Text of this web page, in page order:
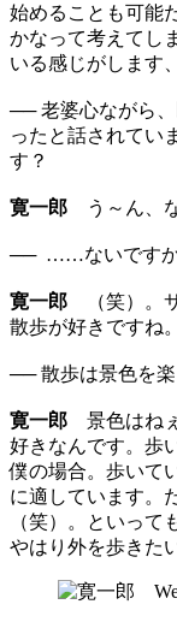
始めることも可能
かなって考えてし
いる感じがします
── 老婆心ながら
ったと話されてい
す？
寛一郎 う～ん、
── ……ないですか
寛一郎 （笑）。
散歩が好きですね。
── 散歩は景色を
寛一郎 景色はね
好きなんです。歩
僕の場合。歩いて
に適しています。
（笑）。といって
やはり外を歩きた